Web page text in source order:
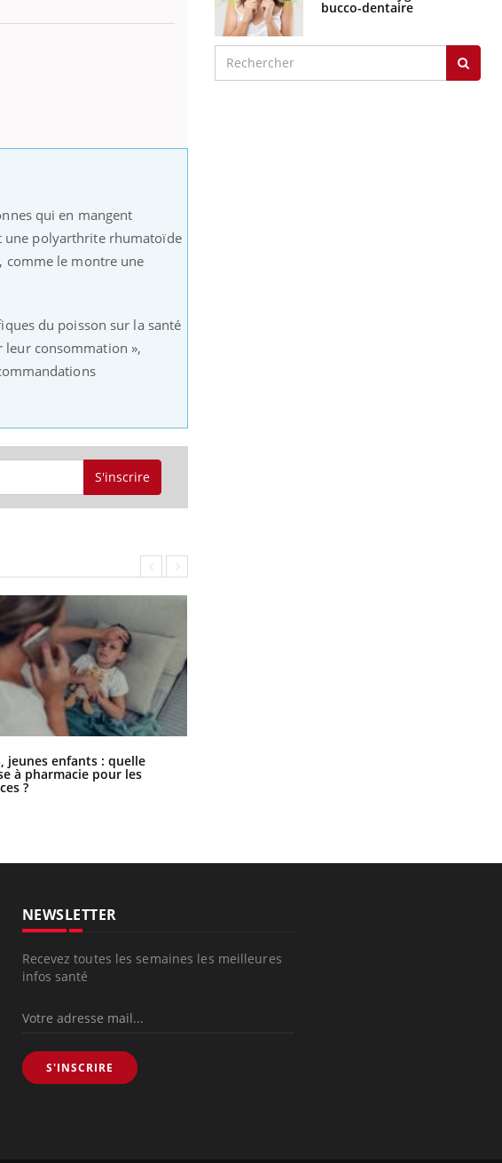
qui en mangent
une polyarthrite rhumatoïde
comme le montre une
du poisson sur la santé
leur consommation »,
S'inscrire
jeunes enfants : quelle
à pharmacie pour les
?
bucco-dentaire
NEWSLETTER
Recevez toutes les semaines les meilleures
infos santé
S'INSCRIRE